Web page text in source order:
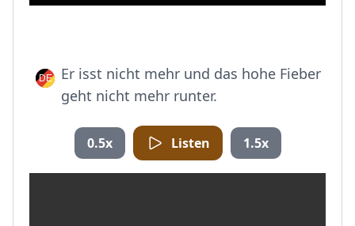
Er isst nicht mehr und das hohe Fieber
geht nicht mehr runter.
0.5x Listen 1.5x